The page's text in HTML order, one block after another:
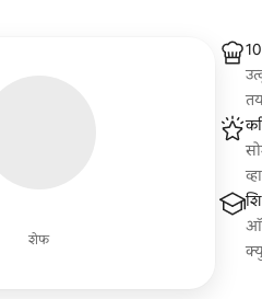
शेफ